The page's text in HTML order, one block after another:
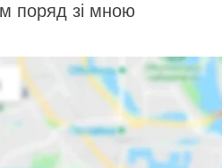
поряд зі мною